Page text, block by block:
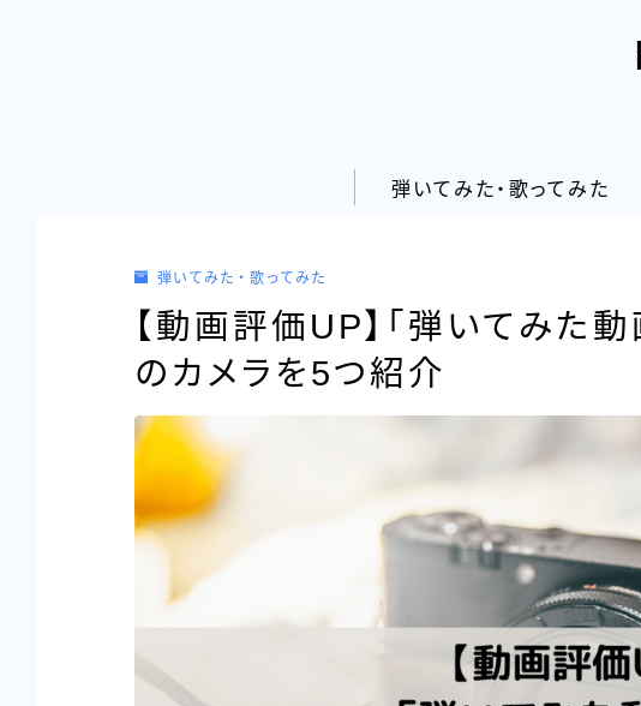
弾いてみた・歌ってみた
弾いてみた・歌ってみた
【動画評価UP】「弾いてみた
のカメラを5つ紹介